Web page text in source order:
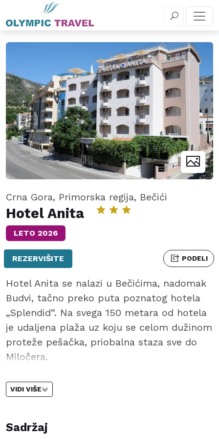
+381 11 655 5 030
Crna Gora, Primorska regija, Bečići
Hotel Anita
LETO 2026
PODELI
REZERVIŠITE
Hotel Anita se nalazi u Bečićima, nadomak
Budvi, tačno preko puta poznatog hotela
„Splendid“. Na svega 150 metara od hotela
je udaljena plaža uz koju se celom dužinom
proteže pešačka, priobalna staza sve do
Miločera.
Hotel Anita se nalazi u Bečićima, nadomak Budvi,
svega 150 metara od hotela je udaljena plaža uz koju
se celom dužinom proteže pešačka, priobalna staza
VIDI VIŠE
Sadržaj